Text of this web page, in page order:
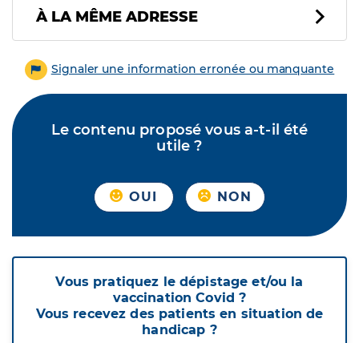
À LA MÊME ADRESSE
Signaler une information erronée ou manquante
Le contenu proposé vous a-t-il été
utile ?
OUI NON
Vous pratiquez le dépistage et/ou la
vaccination Covid ?
Vous recevez des patients en situation de
handicap ?